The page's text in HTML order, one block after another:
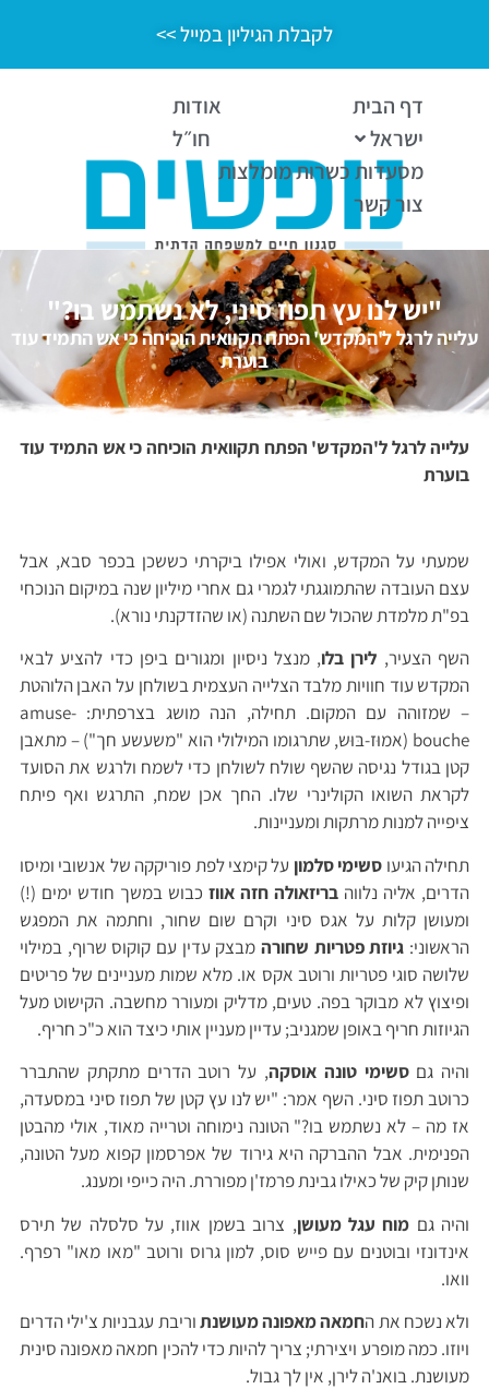
לקבלת הגיליון במייל >>
דף הבית
אודות
ישראל
חו״ל
מסעדות כשרות מומלצות
צור קשר
"יש לנו עץ תפוז סיני, לא נשתמש בו?"
עלייה לרגל ל'המקדש' הפתח תקוואית הוכיחה כי אש התמיד עוד
בוערת
עלייה לרגל ל'המקדש' הפתח תקוואית הוכיחה כי אש התמיד עוד
בוערת
שמעתי על המקדש, ואולי אפילו ביקרתי כששכן בכפר סבא, אבל
עצם העובדה שהתמוגגתי לגמרי גם אחרי מיליון שנה במיקום הנוכחי
בפ"ת מלמדת שהכול שם השתנה (או שהזדקנתי נורא).
השף הצעיר, לירן בלו, מנצל ניסיון ומגורים ביפן כדי להציע לבאי
המקדש עוד חוויות מלבד הצלייה העצמית בשולחן על האבן הלוהטת
– שמזוהה עם המקום. תחילה, הנה מושג בצרפתית: amuse-
bouche (אמוּז-בּוּש, שתרגומו המילולי הוא "משעשע חך") – מתאבן
קטן בגודל נגיסה שהשף שולח לשולחן כדי לשמח ולרגש את הסועד
לקראת השואו הקולינרי שלו. החך אכן שמח, התרגש ואף פיתח
ציפייה למנות מרתקות ומעניינות.
תחילה הגיעו סשימי סלמון על קימצי לפת פוריקקה של אנשובי ומיסו
הדרים, אליה נלווה בריזאולה חזה אווז כבוש במשך חודש ימים (!)
ומעושן קלות על אגס סיני וקרם שום שחור, וחתמה את המפגש
הראשוני: גיוזת פטריות שחורהמבצק עדין עם קוקוס שרוף, במילוי
שלושה סוגי פטריות ורוטב אקס או. מלא שמות מעניינים של פריטים
ופיצוץ לא מבוקר בפה. טעים, מדליק ומעורר מחשבה. הקישוט מעל
הגיוזות חריף באופן שמגניב; עדיין מעניין אותי כיצד הוא כ"כ חריף.
והיה גםסשימי טונה אוסקה, על רוטב הדרים מתקתק שהתברר
כרוטב תפוז סיני. השף אמר: "יש לנו עץ קטן של תפוז סיני במסעדה,
אז מה – לא נשתמש בו?" הטונה נימוחה וטרייה מאוד, אולי מהבטן
הפנימית. אבל ההברקה היא גירוד של אפרסמון קפוא מעל הטונה,
שנותן קיק של כאילו גבינת פרמז'ן מפוררת. היה כייפי ומענג.
והיה גם מוח עגל מעושן, צרוב בשמן אווז, על סלסלה של תירס
אינדונזי ובוטנים עם פייש סוס, למון גרוס ורוטב "מאו מאו" רפרף.
וואו.
ולא נשכח את החמאה מאפונה מעושנתוריבת עגבניות צ'ילי הדרים
ויוזו. כמה מופרע ויצירתי; צריך להיות כדי להכין חמאה מאפונה סינית
מעושנת. בואנ'ה לירן, אין לך גבול.